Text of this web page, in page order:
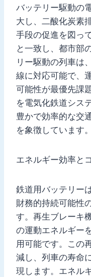
バッテリー駆動の
大し、二酸化炭素
手段の促進を図っ
と一致し、都市部
リー駆動の列車は
線に対応可能で、
可能性が最優先課
を電気化鉄道シス
豊かで効率的な交
を象徴しています。
エネルギー効率と
鉄道用バッテリー
財務的持続可能性
す。再生ブレーキ
の運動エネルギー
用可能です。この
減し、列車の寿命
現します。エネル